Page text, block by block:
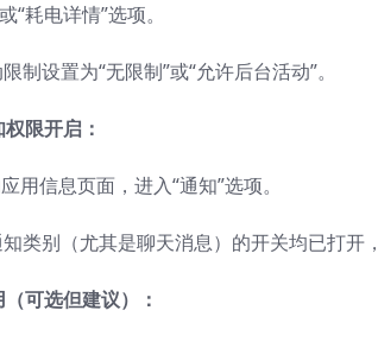
“耗电详情”选项。
制设置为“无限制”或“允许后台活动”。
限开启：
用信息页面，进入“通知”选项。
类别（尤其是聊天消息）的开关均已打开
可选但建议）：